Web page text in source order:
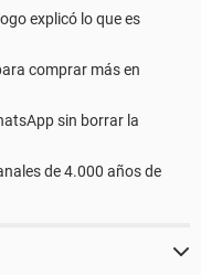
explicó lo que es
comprar más en
sin borrar la
de 4.000 años de